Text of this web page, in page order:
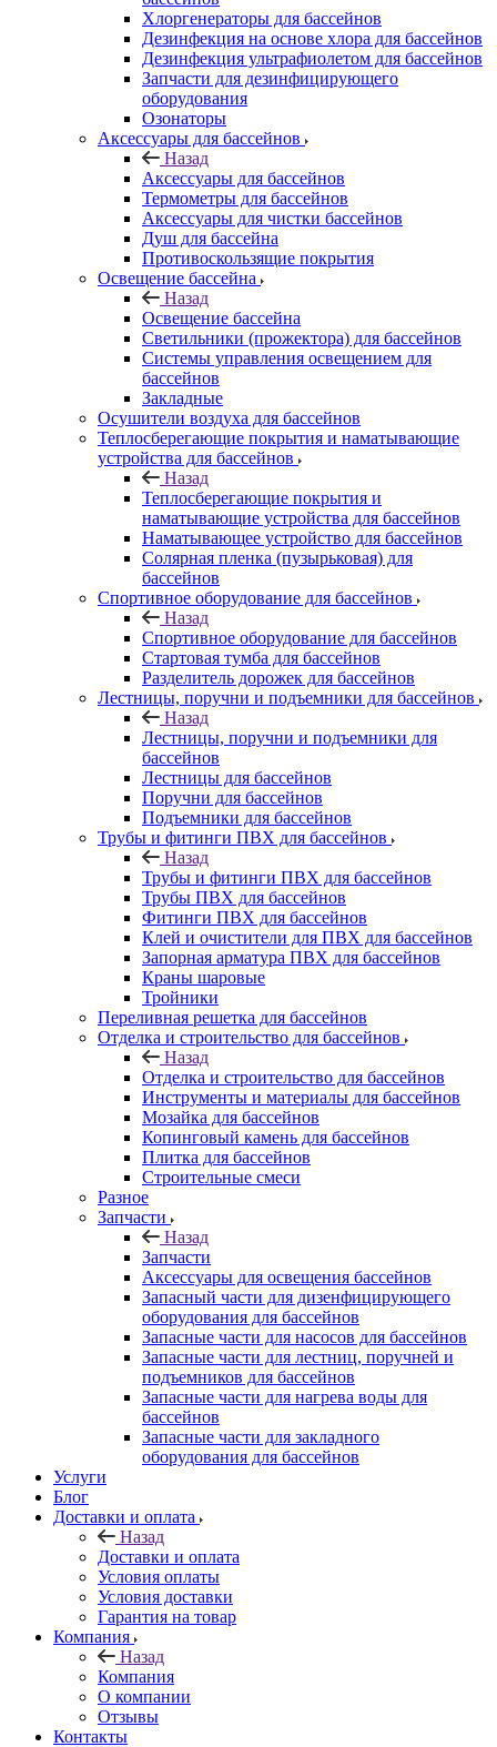
Хлоргенераторы для бассейнов
Дезинфекция на основе хлора для бассейнов
Дезинфекция ультрафиолетом для бассейнов
Запчасти для дезинфицирующего
оборудования
Озонаторы
Аксессуары для бассейнов
Назад
Аксессуары для бассейнов
Термометры для бассейнов
Аксессуары для чистки бассейнов
Душ для бассейна
Противоскользящие покрытия
Освещение бассейна
Назад
Освещение бассейна
Светильники (прожектора) для бассейнов
Системы управления освещением для
бассейнов
Закладные
Осушители воздуха для бассейнов
Теплосберегающие покрытия и наматывающие
устройства для бассейнов
Назад
Теплосберегающие покрытия и
наматывающие устройства для бассейнов
Наматывающее устройство для бассейнов
Солярная пленка (пузырьковая) для
бассейнов
Спортивное оборудование для бассейнов
Назад
Спортивное оборудование для бассейнов
Стартовая тумба для бассейнов
Разделитель дорожек для бассейнов
Лестницы, поручни и подъемники для бассейнов
Назад
Лестницы, поручни и подъемники для
бассейнов
Лестницы для бассейнов
Поручни для бассейнов
Подъемники для бассейнов
Трубы и фитинги ПВХ для бассейнов
Назад
Трубы и фитинги ПВХ для бассейнов
Трубы ПВХ для бассейнов
Фитинги ПВХ для бассейнов
Клей и очистители для ПВХ для бассейнов
Запорная арматура ПВХ для бассейнов
Краны шаровые
Тройники
Переливная решетка для бассейнов
Отделка и строительство для бассейнов
Назад
Отделка и строительство для бассейнов
Инструменты и материалы для бассейнов
Мозайка для бассейнов
Копинговый камень для бассейнов
Плитка для бассейнов
Строительные смеси
Разное
Запчасти
Назад
Запчасти
Аксессуары для освещения бассейнов
Запасный части для дизенфицирующего
оборудования для бассейнов
Запасные части для насосов для бассейнов
Запасные части для лестниц, поручней и
подъемников для бассейнов
Запасные части для нагрева воды для
бассейнов
Запасные части для закладного
оборудования для бассейнов
Услуги
Блог
Доставки и оплата
Назад
Доставки и оплата
Условия оплаты
Условия доставки
Гарантия на товар
Компания
Назад
Компания
О компании
Отзывы
Контакты